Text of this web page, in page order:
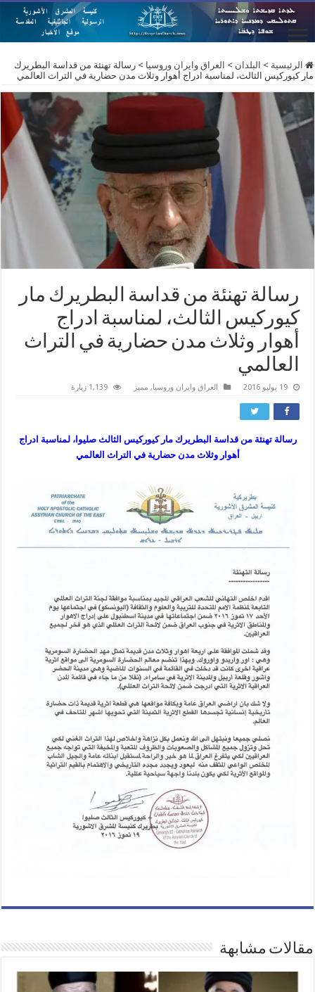
الرئيسية > البلدان > العراق وايران وروسيا > رسالة تهنئة من قداسة البطريرك
مار كيوركيس الثالث، لمناسبة ادراج أهوار وثلاث مدن حضارية في التراث العالمي
رسالة تهنئة من قداسة البطريرك مار
كيوركيس الثالث، لمناسبة ادراج
أهوار وثلاث مدن حضارية في التراث
العالمي
19 يوليو 2016 العراق وايران وروسيا, مميز 1,139 زيارة
رسالة تهنئة من قداسة البطريرك مار كيوركيس الثالث صليوا، لمناسبة ادراج
أهوار وثلاث مدن حضارية في التراث العالمي
مقالات مشابهة